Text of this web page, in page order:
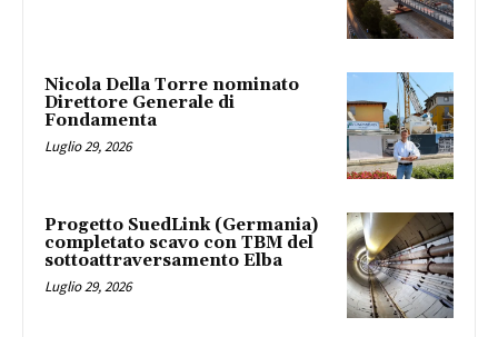
Nicola Della Torre nominato
Direttore Generale di
Fondamenta
Luglio 29, 2026
Progetto SuedLink (Germania)
completato scavo con TBM del
sottoattraversamento Elba
Luglio 29, 2026